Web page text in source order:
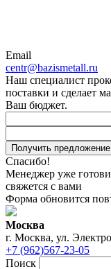
Email
centr@bazismetall.ru
Наш специалист
поставки и сделает
Ваш бюджет.
Получить предложение
Спасибо!
Менеджер уже
свяжется с вами
Форма обновится
Москва
г. Москва, ул.
+7 (962)567-23-05
Поиск